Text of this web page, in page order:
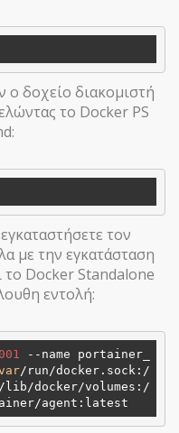
ο δοχείο διακομιστή
το Docker PS
τον
με την εγκατάσταση
το Docker Standalone
εντολή:
--name portainer_
/run/docker.sock: /
/lib/docker/volumes: /